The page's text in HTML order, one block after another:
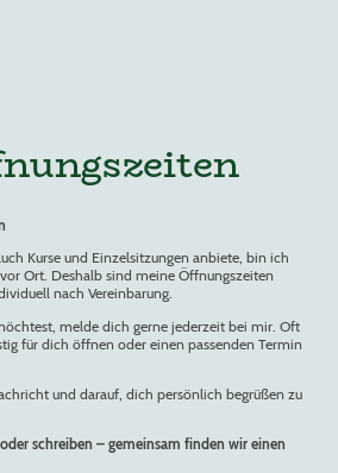
Kurse und Einzelsitzungen anbiete, bin ich
Ort. Deshalb sind meine Öffnungszeiten
nach Vereinbarung.
melde dich gerne jederzeit bei mir. Oft
für dich öffnen oder einen passenden Termin
und darauf, dich persönlich begrüßen zu
schreiben – gemeinsam finden wir einen